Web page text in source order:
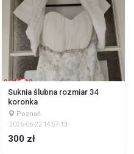
Suknia ślubna rozmiar 34
koronka
Poznań
2026-06-22 14:57:13
300 zł